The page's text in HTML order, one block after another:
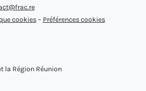
cookies– Préférences cookies
la Région Réunion